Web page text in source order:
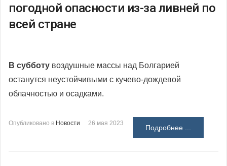
погодной опасности из-за ливней по
всей стране
В субботу воздушные массы над Болгарией
останутся неустойчивыми с кучево-дождевой
облачностью и осадками.
Опубликовано в Новости 26 мая 2023
Подробнее ...